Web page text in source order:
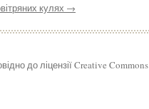
кулях →
до ліцензії Creative Commons